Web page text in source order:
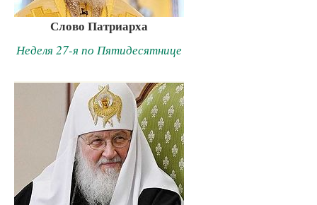
Слово Патриарха
Неделя 27-я по Пятидесятнице